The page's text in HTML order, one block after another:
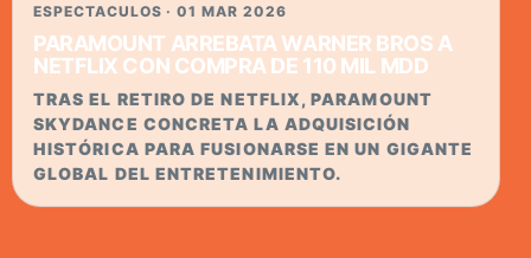
ESPECTACULOS · 01 MAR 2026
PARAMOUNT ARREBATA WARNER BROS A
NETFLIX CON COMPRA DE 110 MIL MDD
TRAS EL RETIRO DE NETFLIX, PARAMOUNT
SKYDANCE CONCRETA LA ADQUISICIÓN
HISTÓRICA PARA FUSIONARSE EN UN GIGANTE
GLOBAL DEL ENTRETENIMIENTO.